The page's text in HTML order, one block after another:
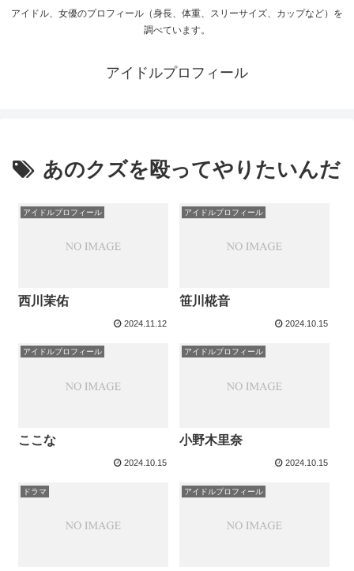
アイドル、女優のプロフィール（身長、体重、スリーサイズ、カップなど）を
調べています。
アイドルプロフィール
あのクズを殴ってやりたいんだ
アイドルプロフィール
西川茉佑
2024.11.12
アイドルプロフィール
笹川椛音
2024.10.15
アイドルプロフィール
ここな
2024.10.15
アイドルプロフィール
小野木里奈
2024.10.15
ドラマ アイドルプロフィール